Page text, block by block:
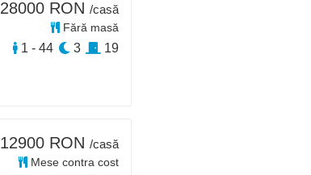
28000 RON /casă
Fără masă
1 - 44 3 19
12900 RON /casă
Mese contra cost